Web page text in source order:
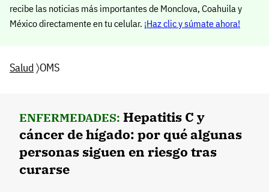
recibe las noticias más importantes de Monclova, Coahuila y
México directamente en tu celular. ¡Haz clic y súmate ahora!
Salud 〉OMS
ENFERMEDADES: Hepatitis C y
cáncer de hígado: por qué algunas
personas siguen en riesgo tras
curarse